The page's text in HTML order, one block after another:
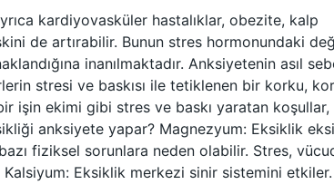
kardiyovasküler hastalıklar, obezite, kalp
de artırabilir. Bunun stres hormonundaki
inanılmaktadır. Anksiyetenin asıl
stresi ve baskısı ile tetiklenen bir korku,
işin ekimi gibi stres ve baskı yaratan koşullar,
anksiyete yapar? Magnezyum: Eksiklik
fiziksel sorunlara neden olabilir. Stres,
Eksiklik merkezi sinir sistemini etkiler.